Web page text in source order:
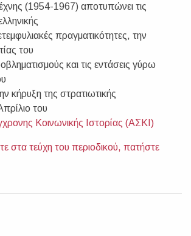
(1954-1967) αποτυπώνει τις
πραγματικότητες, την
του
και τις εντάσεις γύρω
κήρυξη της στρατιωτικής
του
Κοινωνικής Ιστορίας (ΑΣΚΙ)
στα τεύχη του περιοδικού, πατήστε